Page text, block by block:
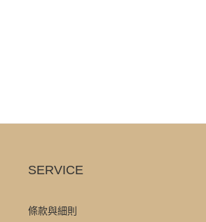
SERVICE
條款與細則